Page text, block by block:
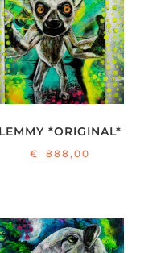
LEMMY *ORIGINAL*
€ 888,00